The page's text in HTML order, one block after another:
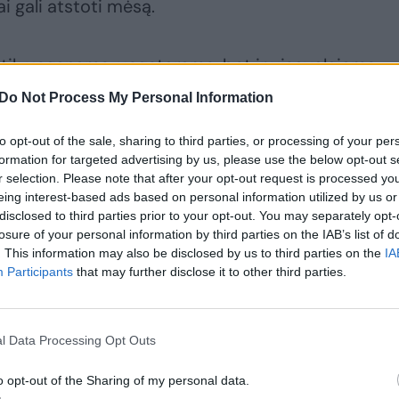
Do Not Process My Personal Information
opt-out of the sale, sharing to third parties, or processing of your
for targeted advertising by us, please use the below opt-out
selection. Please note that after your opt-out request is processed
interest-based ads based on personal information utilized by us
to third parties prior to your opt-out. You may separately
of your personal information by third parties on the IAB’s list of
This information may also be disclosed by us to third parties on the
Participants that may further disclose it to other third parties.
Data Processing Opt Outs
opt-out of the Sharing of my personal data.
gali atstoti mėsą.
veganams, vegetarams, bet ir visavalgiams,
ir vietoj įprastų mėsos patiekalų
riešutais“, – patarė A.Keturkienė.
suteikia energijos, jaunina, stiprina
kiekį, tačiau reikia žinoti jų vartojimo
patiekalo ingredientas ryte, pietų metu, tačiau
nereikėtų. Geriau pasiruošti juos rytui –